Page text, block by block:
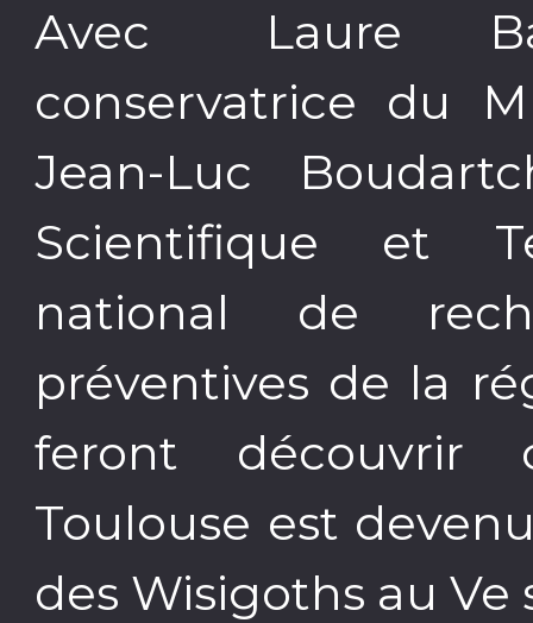
Avec Laure
conservatrice du
Jean-Luc
Scientifique et
national de
préventives de la
feront
Toulouse est
des Wisigoths au Ve